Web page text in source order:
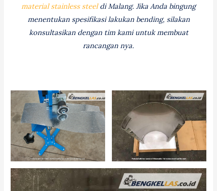
material stainless steeldi Malang. Jika Anda bingung
menentukan spesifikasi lakukan bending, silakan
konsultasikan dengan tim kami untuk membuat
rancangan nya.